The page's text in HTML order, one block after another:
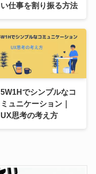
い仕事を割り振る方法
5W1Hでシンプルなコ
ミュニケーション｜
UX思考の考え方